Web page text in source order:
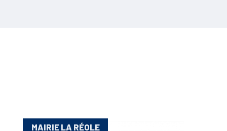
MAIRIE LA RÉOLE